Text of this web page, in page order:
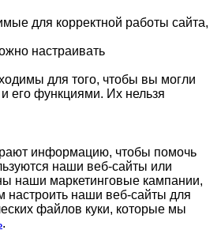
для корректной работы сайта,
настраивать
для того, чтобы вы могли
его функциями. Их нельзя
информацию, чтобы помочь
наши веб-сайты или
наши маркетинговые кампании,
настроить наши веб-сайты для
файлов куки, которые мы
.